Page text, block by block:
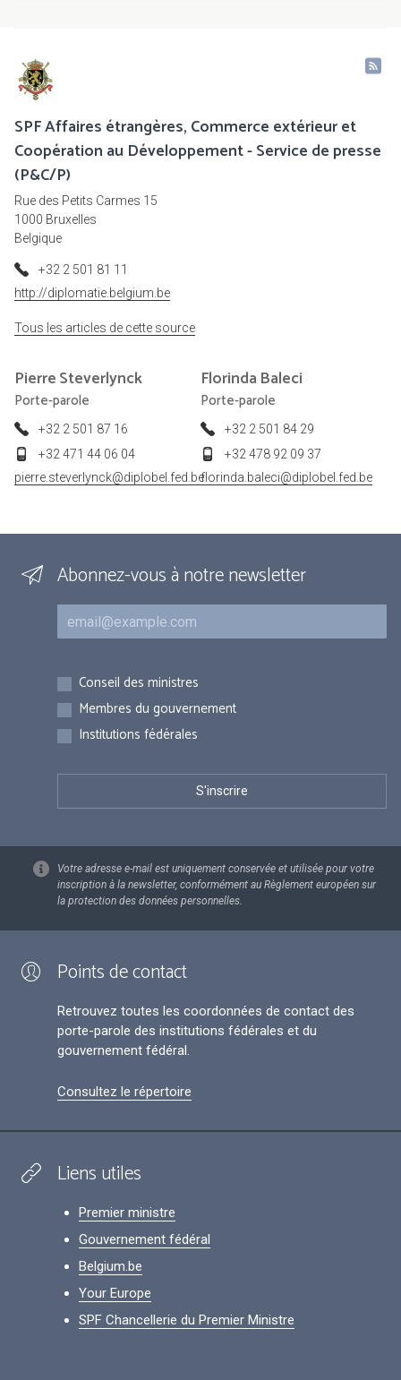
SPF Affaires étrangères, Commerce extérieur et
Coopération au Développement - Service de presse
(P&C/P)
Rue des Petits Carmes 15
1000 Bruxelles
Belgique
+32 2 501 81 11
http://diplomatie.belgium.be
Tous les articles de cette source
PierreSteverlynck
Porte-parole
+32 2 501 87 16
+32 471 44 06 04
pierre.steverlynck@diplobel.fed.be
Florinda Baleci
Porte-parole
+32 2 501 84 29
+32 478 92 09 37
florinda.baleci@diplobel.fed.be
Abonnez-vous à notre newsletter
Courriel
Inscriptions
Conseil des ministres
Membres du gouvernement
Institutions fédérales
Votre adresse e-mail est uniquement conservée et utilisée pour votre
inscription à la newsletter, conformément au Règlement européen sur
la protection des données personnelles.
Points de contact
Retrouvez toutes les coordonnées de contact des
porte-parole des institutions fédérales et du
gouvernement fédéral.
Consultez le répertoire
Liens utiles
Premier ministre
Gouvernement fédéral
Belgium.be
Your Europe
SPF Chancellerie du Premier Ministre